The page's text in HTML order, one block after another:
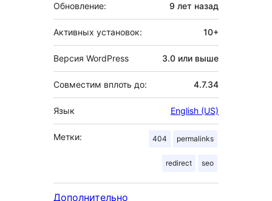
Обновление: 9 лет назад
Активных установок: 10+
Версия WordPress 3.0 или выше
Совместим вплоть до: 4.7.34
Язык English (US)
Метки: 404 permalinks
redirect seo
Дополнительно